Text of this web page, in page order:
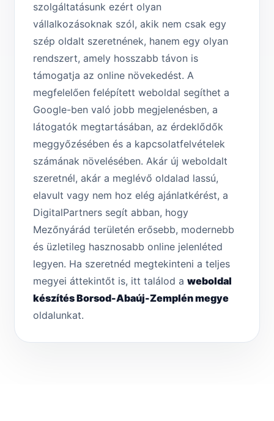
szolgáltatásunk ezért olyan
vállalkozásoknak szól, akik nem csak egy
szép oldalt szeretnének, hanem egy olyan
rendszert, amely hosszabb távon is
támogatja az online növekedést. A
megfelelően felépített weboldal segíthet a
Google-ben való jobb megjelenésben, a
látogatók megtartásában, az érdeklődők
meggyőzésében és a kapcsolatfelvételek
számának növelésében. Akár új weboldalt
szeretnél, akár a meglévő oldalad lassú,
elavult vagy nem hoz elég ajánlatkérést, a
DigitalPartners segít abban, hogy
Mezőnyárád területén erősebb, modernebb
és üzletileg hasznosabb online jelenléted
legyen. Ha szeretnéd megtekinteni a teljes
megyei áttekintőt is, itt találod a weboldal
készítés Borsod-Abaúj-Zemplén megye
oldalunkat.